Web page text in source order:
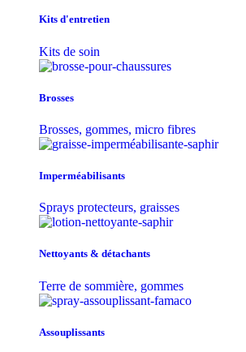
Kits d'entretien
Kits de soin
Brosses
Brosses, gommes, micro fibres
Imperméabilisants
Sprays protecteurs, graisses
Nettoyants & détachants
Terre de sommière, gommes
Assouplissants